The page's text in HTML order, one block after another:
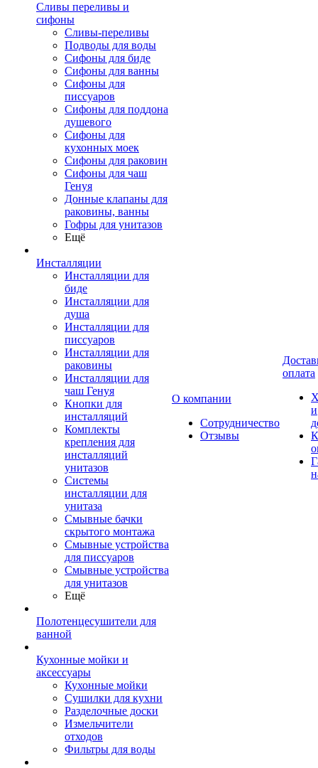
Сливы переливы и
сифоны
Сливы-переливы
Подводы для воды
Сифоны для биде
Сифоны для ванны
Сифоны для
писсуаров
Сифоны для поддона
душевого
Сифоны для
кухонных моек
Сифоны для раковин
Сифоны для чаш
Генуя
Донные клапаны для
раковины, ванны
Гофры для унитазов
Ещё
Инсталляции
Инсталляции для
биде
Инсталляции для
душа
Инсталляции для
писсуаров
Инсталляции для
раковины
Инсталляции для
чаш Генуя
Кнопки для
инсталляций
Комплекты
крепления для
инсталляций
унитазов
Системы
инсталляции для
унитаза
Смывные бачки
скрытого монтажа
Смывные устройства
для писсуаров
Смывные устройства
для унитазов
Ещё
Полотенцесушители для
ванной
Кухонные мойки и
аксессуары
Кухонные мойки
Сушилки для кухни
Разделочные доски
Измельчители
отходов
Фильтры для воды
О компании
Сотрудничество
Отзывы
оплата
и